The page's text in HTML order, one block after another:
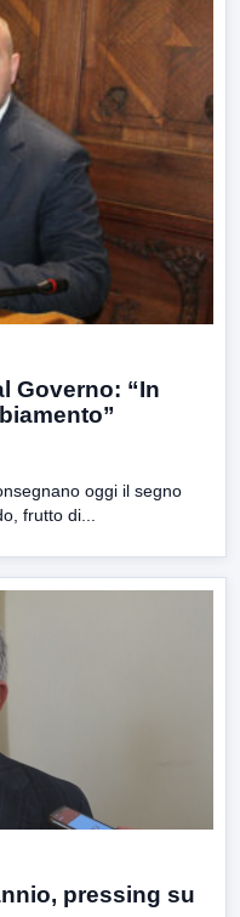
Governo: “In
oggi il segno
frutto di...
pressing su